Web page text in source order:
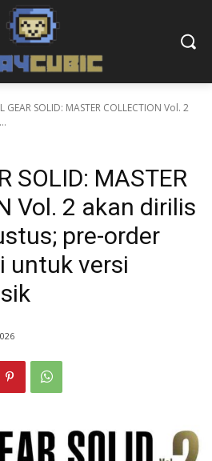
GEAR SOLID: MASTER COLLECTION Vol. 2
SOLID: MASTER
Vol. 2 akan dirilis
pre-order
untuk versi